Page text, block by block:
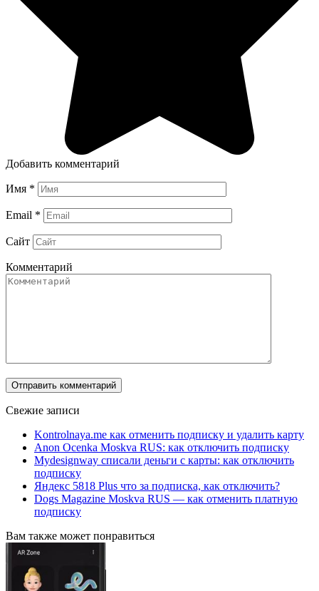
Добавить комментарий
Имя *
Email *
Сайт
Комментарий
Свежие записи
Kontrolnaya.me как отменить подписку и удалить карту
Anon Ocenka Moskva RUS: как отключить подписку
Mydesignway списали деньги с карты: как отключить
подписку
Яндекс 5818 Plus что за подписка, как отключить?
Dogs Magazine Moskva RUS — как отменить платную
подписку
Вам также может понравиться